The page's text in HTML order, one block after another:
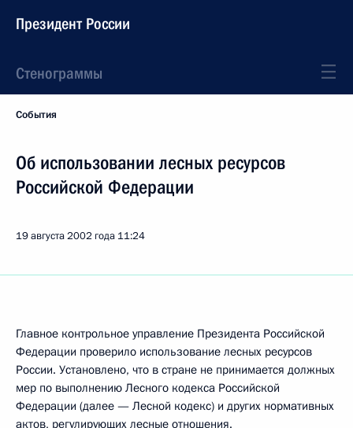
Президент России
Стенограммы
События
Об использовании лесных ресурсов
Российской Федерации
19 августа 2002 года 11:24
Главное контрольное управление Президента Российской
Федерации проверило использование лесных ресурсов
России. Установлено, что в стране не принимается должных
мер по выполнению Лесного кодекса Российской
Федерации (далее — Лесной кодекс) и других нормативных
актов, регулирующих лесные отношения.